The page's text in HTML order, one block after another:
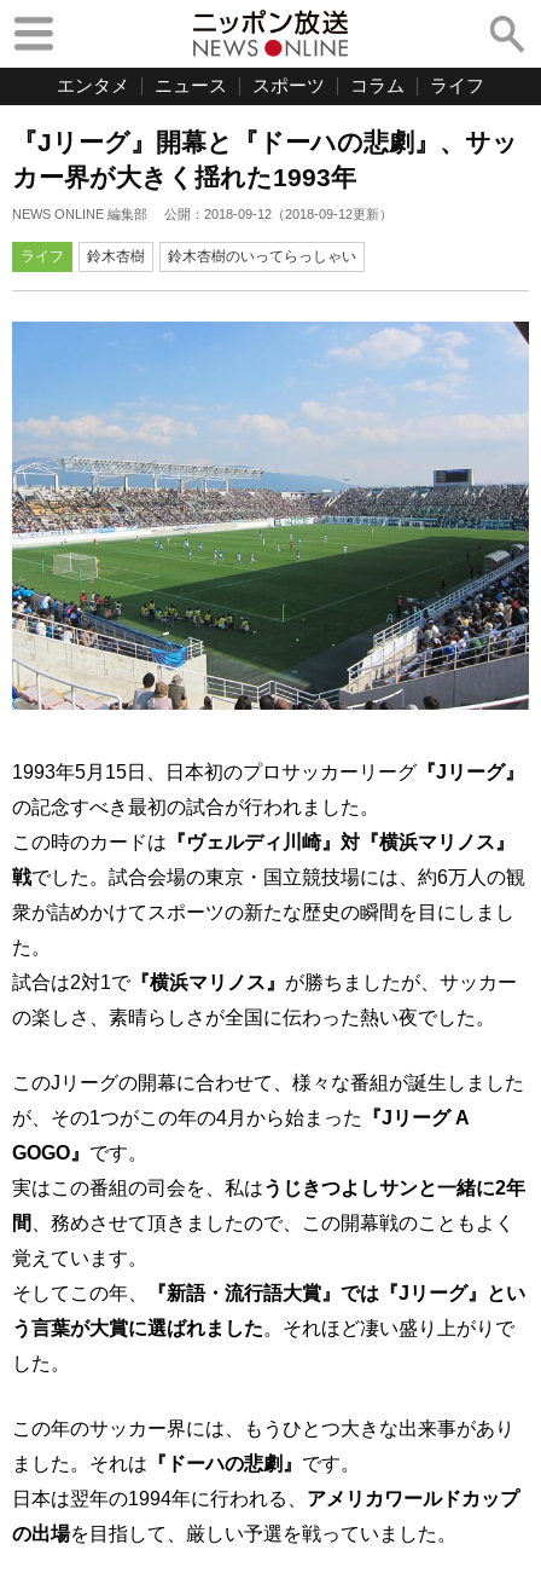
エンタメ ニュース スポーツ コラム ライフ
『Jリーグ』開幕と『ドーハの悲劇』、サッ
カー界が大きく揺れた1993年
NEWS ONLINE 編集部 公開： 2018-09-12 （2018-09-12更新）
ライフ 鈴木杏樹 鈴木杏樹のいってらっしゃい
1993年5月15日、日本初のプロサッカーリーグ 『Jリーグ』
の記念すべき最初の試合が行われました。
この時のカードは 『ヴェルディ川崎』対『横浜マリノス』
戦でした。試合会場の東京・国立競技場には、約6万人の観
衆が詰めかけてスポーツの新たな歴史の瞬間を目にしまし
た。
試合は2対1で『横浜マリノス』 が勝ちましたが、サッカー
の楽しさ、素晴らしさが全国に伝わった熱い夜でした。
このJリーグの開幕に合わせて、様々な番組が誕生しました
が、その1つがこの年の4月から始まった
『Jリーグ A
GOGO』 です。
実はこの番組の司会を、私はうじきつよしサンと一緒に2年
間
、務めさせて頂きましたので、この開幕戦のこともよく
覚えています。
そしてこの年、
『新語・流行語大賞』では『Jリーグ』とい
う言葉が大賞に選ばれました。それほど凄い盛り上がりで
した。
この年のサッカー界には、もうひとつ大きな出来事があり
ました。それは 『ドーハの悲劇』 です。
日本は翌年の1994年に行われる、 アメリカワールドカップ
の出場を目指して、厳しい予選を戦っていました。